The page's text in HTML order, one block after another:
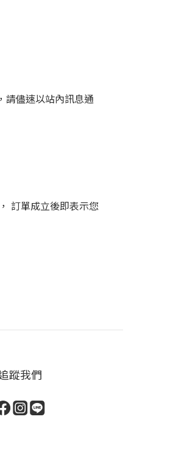
請儘速以站內訊息通
訂單成立後即表示您
蹤我們